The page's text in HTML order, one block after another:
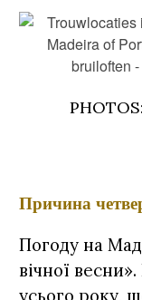
Причина
Погоду на
вічної